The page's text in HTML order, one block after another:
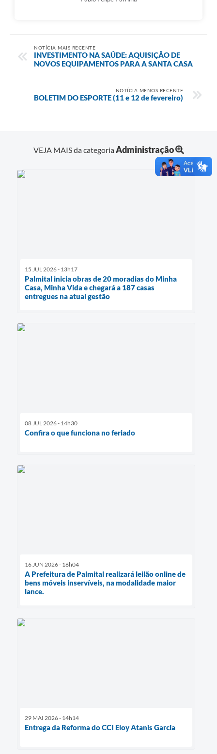
NOTÍCIA MAIS RECENTE
INVESTIMENTO NA SAÚDE: AQUISIÇÃO DE
NOVOS EQUIPAMENTOS PARA A SANTA CASA
NOTÍCIA MENOS RECENTE
BOLETIM DO ESPORTE (11 e 12 de fevereiro)
VEJA MAIS da categoriaAdministração
15 JUL 2026 - 13h17
Palmital inicia obras de 20 moradias do Minha
Casa, Minha Vida e chegará a 187 casas
entregues na atual gestão
08 JUL 2026 - 14h30
Confira o que funciona no feriado
16 JUN 2026 - 16h04
A Prefeitura de Palmital realizará leilão online de
bens móveis inservíveis, na modalidade maior
lance.
29 MAI 2026 - 14h14
Entrega da Reforma do CCI Eloy Atanis Garcia